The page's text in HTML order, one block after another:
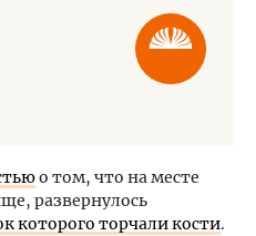
о том, что на месте
развернулось
которого торчали кости.
Ищем новые берега.
«Жилищной инициативы»
Гатилов — о том, как